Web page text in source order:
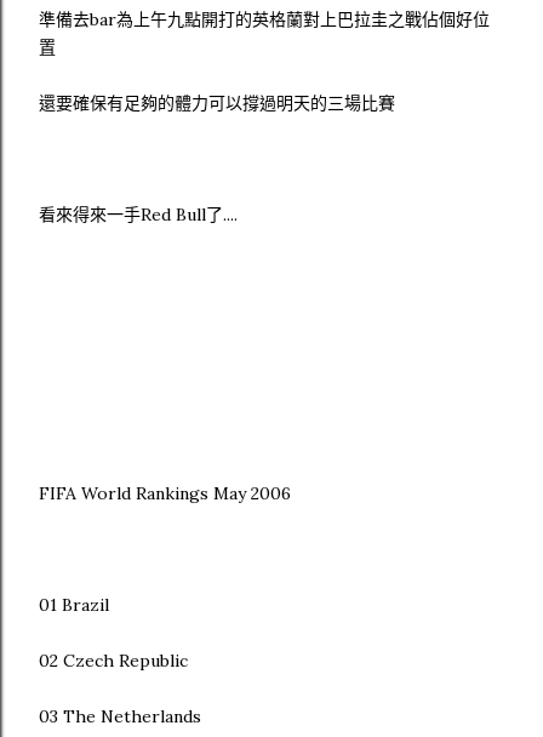
準備去bar為上午九點開打的英格蘭對上巴拉圭之戰佔個好位
置
還要確保有足夠的體力可以撐過明天的三場比賽
看來得來一手Red Bull了....
FIFA World Rankings May 2006
01 Brazil
02 Czech Republic
03 The Netherlands